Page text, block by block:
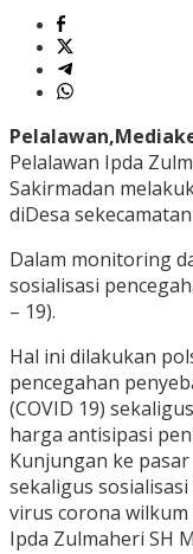
Pelalawan Ipda
Sakirmadan
diDesa
Dalam monitoring
sosialisasi
– 19).
Hal ini dilakukan
pencegahan
(COVID 19)
harga antisipasi
Kunjungan ke
sekaligus
virus corona
Ipda Zulmaheri SH